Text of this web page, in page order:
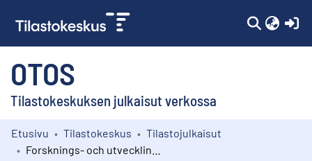
OTOS
Tilastokeskuksen julkaisut verkossa
Kokoelmat
Etusivu Tilastokeskus
Tilastojulkaisut